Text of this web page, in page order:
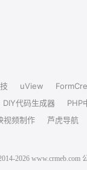
uView
DIY代码生成器
PHP
视频制作 芦虎导航
2026